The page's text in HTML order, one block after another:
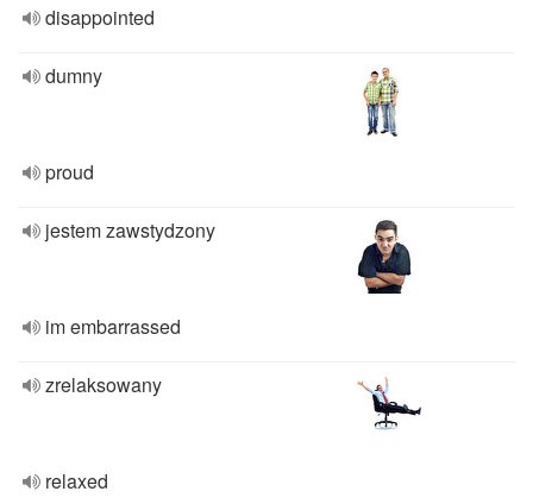
disappointed
dumny
proud
jestem zawstydzony
im embarrassed
zrelaksowany
relaxed